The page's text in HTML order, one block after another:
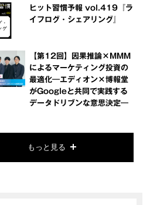
ヒット習慣予報 vol.419『ラ
イフログ・シェアリング』
【第12回】因果推論×MMM
によるマーケティング投資の
最適化―エディオン×博報堂
がGoogleと共同で実践する
データドリブンな意思決定―
もっと見る